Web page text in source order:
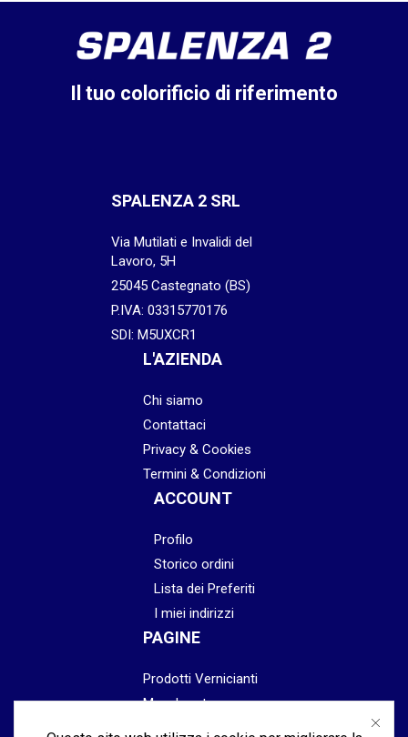
Il tuo colorificio di riferimento
SPALENZA 2 SRL
Via Mutilati e Invalidi del
Lavoro, 5H
25045 Castegnato (BS)
P.IVA: 03315770176
SDI: M5UXCR1
L'AZIENDA
Chi siamo
Contattaci
Privacy & Cookies
Termini & Condizioni
ACCOUNT
Profilo
Storico ordini
Lista dei Preferiti
I miei indirizzi
PAGINE
Prodotti Vernicianti
Mascheratura